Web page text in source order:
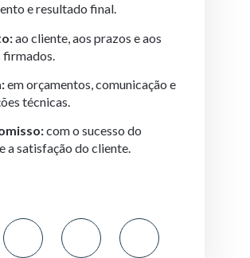
e resultado final.
ao cliente, aos prazos e aos
em orçamentos, comunicação e
técnicas.
com o sucesso do
a satisfação do cliente.